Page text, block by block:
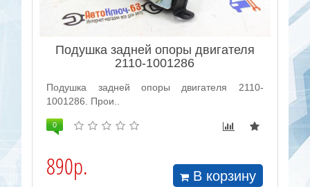
Подушка задней опоры двигателя
2110-1001286
Подушка задней опоры двигателя 2110-
1001286. Прои..
0
890р. В корзину